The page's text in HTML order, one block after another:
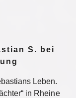
S. bei
Leben.
in Rheine